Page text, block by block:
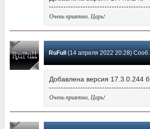
Очень приятно, Царь!
RuFull (14 апреля 2022 20:28) Сообщение #51
Добавлена версия 17.3.0.244 б
Очень приятно, Царь!